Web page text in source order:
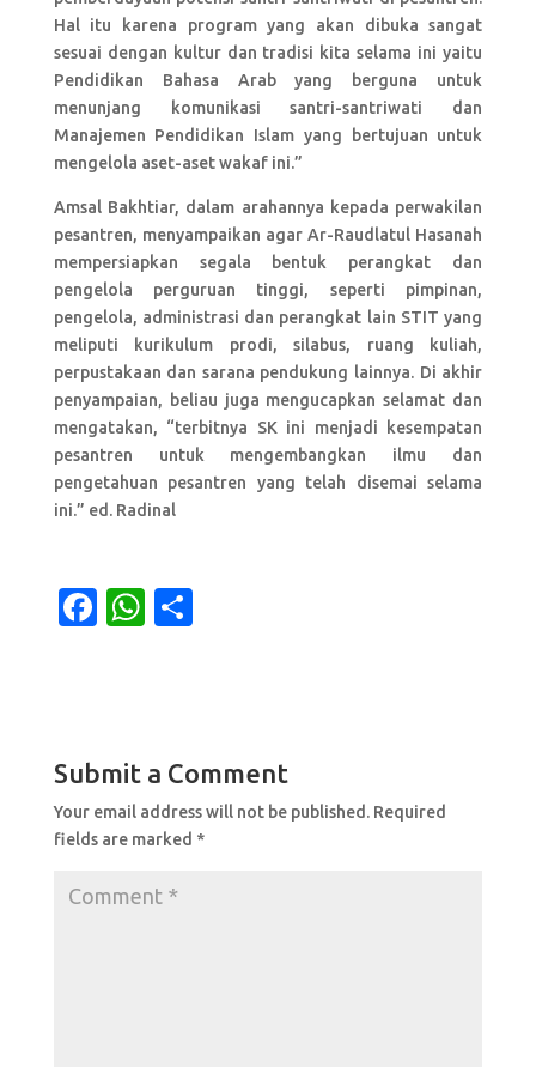
Hal itu karena program yang akan dibuka sangat
sesuai dengan kultur dan tradisi kita selama ini yaitu
Pendidikan Bahasa Arab yang berguna untuk
menunjang komunikasi santri-santriwati dan
Manajemen Pendidikan Islam yang bertujuan untuk
mengelola aset-aset wakaf ini.”
Amsal Bakhtiar, dalam arahannya kepada perwakilan
pesantren, menyampaikan agar Ar-Raudlatul Hasanah
mempersiapkan segala bentuk perangkat dan
pengelola perguruan tinggi, seperti pimpinan,
pengelola, administrasi dan perangkat lain STIT yang
meliputi kurikulum prodi, silabus, ruang kuliah,
perpustakaan dan sarana pendukung lainnya. Di akhir
penyampaian, beliau juga mengucapkan selamat dan
mengatakan, “terbitnya SK ini menjadi kesempatan
pesantren untuk mengembangkan ilmu dan
pengetahuan pesantren yang telah disemai selama
ini.” ed. Radinal
F
b
o
o
W
A
p
p
Submit a Comment
Your email address will not be published. Required
fields are marked *